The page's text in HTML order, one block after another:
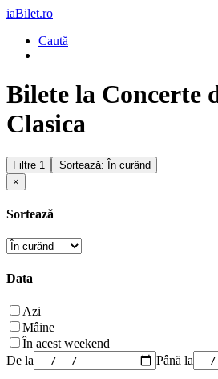
iaBilet.ro
Caută
Bilete la Concerte
Clasica
Filtre 1
Sortează: În curând
×
Sortează
Data
Azi
Mâine
În acest weekend
De la
Până la